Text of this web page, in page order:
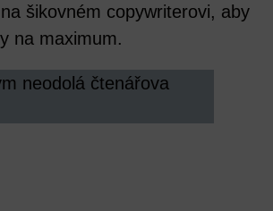
šikovném copywriterovi, aby
na maximum.
neodolá čtenářova